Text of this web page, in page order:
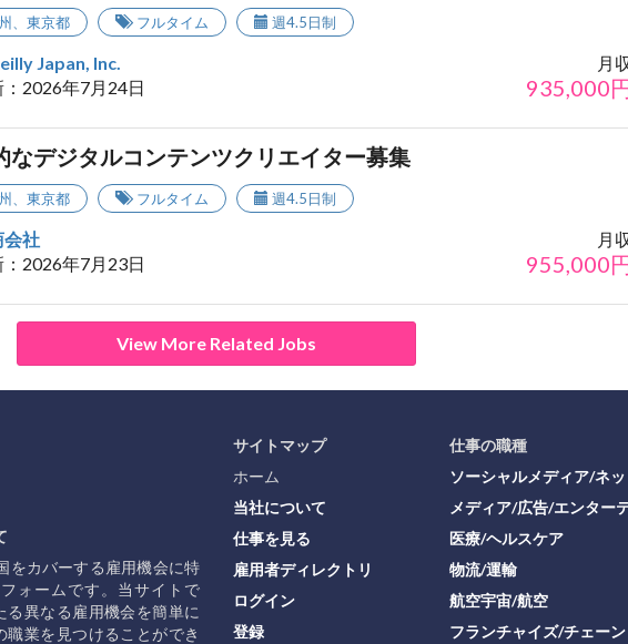
、 東京都 フルタイム 週4.5日制
Japan, Inc.
2026年7月24日
月
935,000
なデジタルコンテンツクリエイター募集
、 東京都 フルタイム 週4.5日制
会社
2026年7月23日
月
955,000
View More Related Jobs
をカバーする雇用機会に特
ォームです。当サイトで
る異なる雇用機会を簡単に
職業を見つけることができ
サイトマップ
ホーム
当社について
仕事を見る
雇用者ディレクトリ
ログイン
登録
仕事の職種
ソーシャルメディア/ネ
メディア/広告/エンター
医療/ヘルスケア
物流/運輸
航空宇宙/航空
フランチャイズ/チェーン